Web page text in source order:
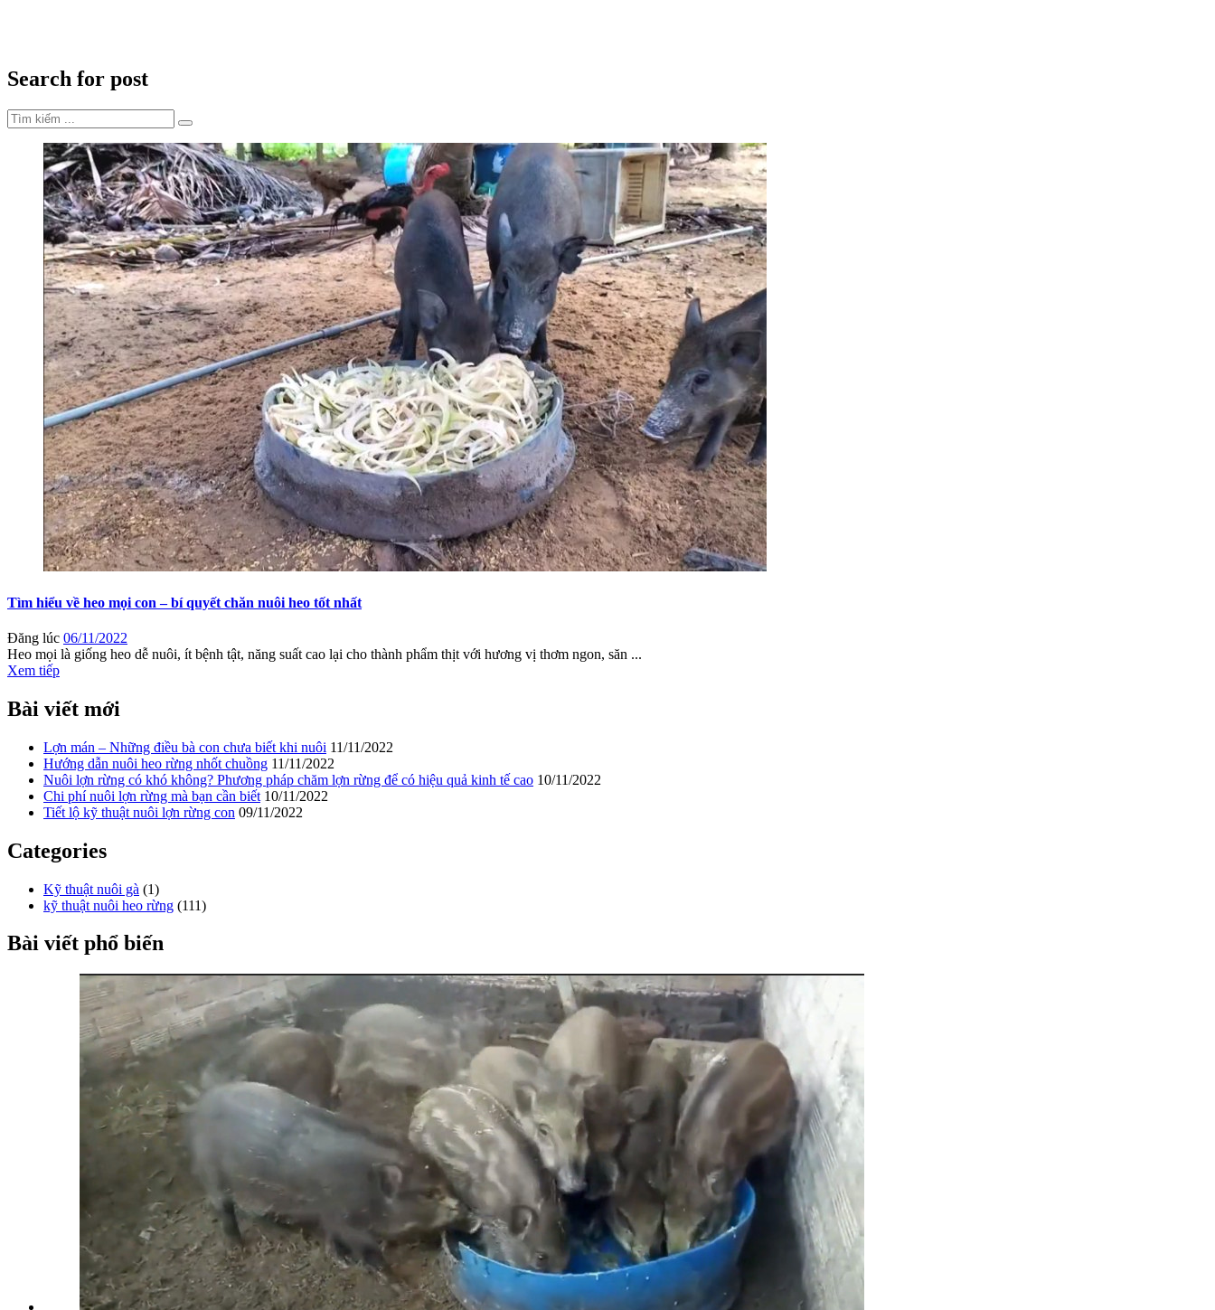
Search for post
Tìm hiểu về heo mọi con – bí quyết chăn nuôi heo tốt nhất
Đăng lúc 06/11/2022
Heo mọi là giống heo dễ nuôi, ít bệnh tật, năng suất cao lại cho thành phẩm thịt với hương vị thơm ngon, săn ...
Xem tiếp
Bài viết mới
Lợn mán – Những điều bà con chưa biết khi nuôi 11/11/2022
Hướng dẫn nuôi heo rừng nhốt chuồng 11/11/2022
Nuôi lợn rừng có khó không? Phương pháp chăm lợn rừng để có hiệu quả kinh tế cao 10/11/2022
Chi phí nuôi lợn rừng mà bạn cần biết 10/11/2022
Tiết lộ kỹ thuật nuôi lợn rừng con 09/11/2022
Categories
Kỹ thuật nuôi gà (1)
kỹ thuật nuôi heo rừng (111)
Bài viết phổ biến